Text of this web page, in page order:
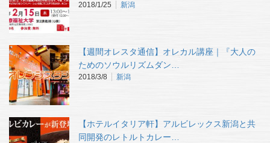
2018/1/25 新潟
【週間オレスタ通信】オレカル講座｜『大人の
ためのソウルリズムダン…
2018/3/8 新潟
【ホテルイタリア軒】アルビレックス新潟と共
同開発のレトルトカレー…